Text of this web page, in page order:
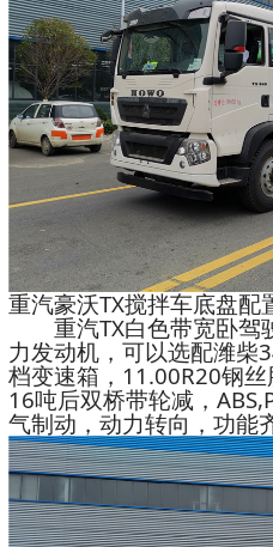
重汽豪沃TX搅拌车底盘配
重汽TX白色带宽卧驾
力发动机，可以选配潍柴
档变速箱，11.00R20钢
16吨后双桥带轮减，
气制动，动力转向，功能